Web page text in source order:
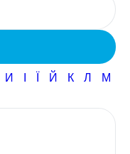
И І Ї Й К Л М